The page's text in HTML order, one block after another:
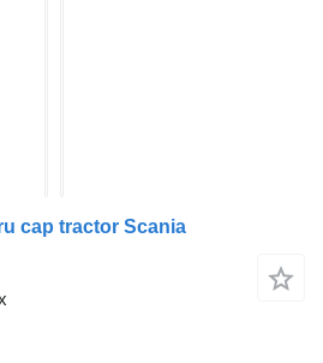
cap tractor Scania